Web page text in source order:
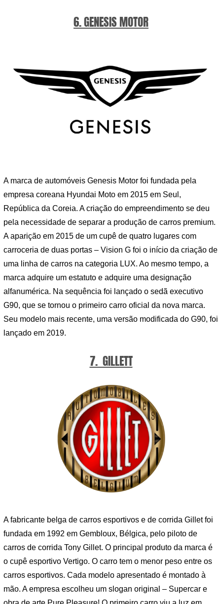
6. GENESIS MOTOR
A marca de automóveis Genesis Motor foi fundada pela
empresa coreana Hyundai Moto em 2015 em Seul,
República da Coreia. A criação do empreendimento se deu
pela necessidade de separar a produção de carros premium.
A aparição em 2015 de um cupê de quatro lugares com
carroceria de duas portas – Vision G foi o início da criação de
uma linha de carros na categoria LUX. Ao mesmo tempo, a
marca adquire um estatuto e adquire uma designação
alfanumérica. Na sequência foi lançado o sedã executivo
G90, que se tornou o primeiro carro oficial da nova marca.
Seu modelo mais recente, uma versão modificada do G90, foi
lançado em 2019.
7. GILLETT
A fabricante belga de carros esportivos e de corrida Gillet foi
fundada em 1992 em Gembloux, Bélgica, pelo piloto de
carros de corrida Tony Gillet. O principal produto da marca é
o cupê esportivo Vertigo. O carro tem o menor peso entre os
carros esportivos. Cada modelo apresentado é montado à
mão. A empresa escolheu um slogan original – Supercar e